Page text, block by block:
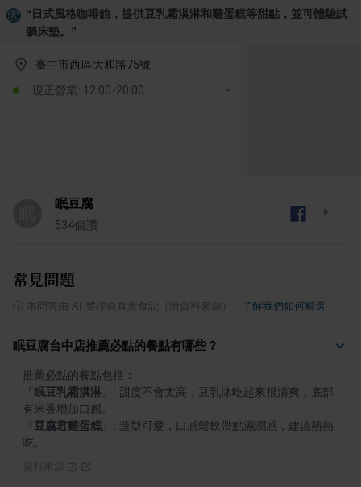
“ 日式風格咖啡館，提供豆乳霜淇淋和雞蛋糕等甜點，並可體驗試
躺床墊。 ”
臺中市西區大和路75號
現正營業: 12:00-20:00
眠豆腐
534個讚
常見問題
本問答由 AI 整理自真實食記（附資料來源） 了解我們如何精選
眠豆腐台中店推薦必點的餐點有哪些？
眠豆乳霜淇淋
: 甜度不會太高，豆乳冰吃起來很清爽，底部
豆腐君雞蛋糕
: 造型可愛，口感鬆軟帶點濕潤感，建議熱熱
吃。